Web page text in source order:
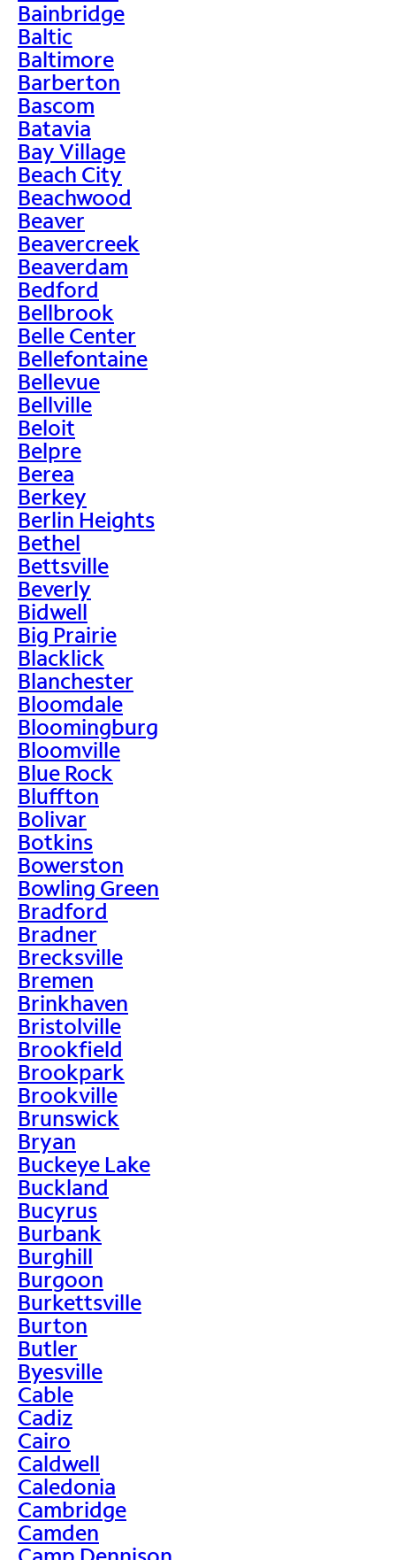
Bainbridge
Baltic
Baltimore
Barberton
Bascom
Batavia
Bay Village
Beach City
Beachwood
Beaver
Beavercreek
Beaverdam
Bedford
Bellbrook
Belle Center
Bellefontaine
Bellevue
Bellville
Beloit
Belpre
Berea
Berkey
Berlin Heights
Bethel
Bettsville
Beverly
Bidwell
Big Prairie
Blacklick
Blanchester
Bloomdale
Bloomingburg
Bloomville
Blue Rock
Bluffton
Bolivar
Botkins
Bowerston
Bowling Green
Bradford
Bradner
Brecksville
Bremen
Brinkhaven
Bristolville
Brookfield
Brookpark
Brookville
Brunswick
Bryan
Buckeye Lake
Buckland
Bucyrus
Burbank
Burghill
Burgoon
Burkettsville
Burton
Butler
Byesville
Cable
Cadiz
Cairo
Caldwell
Caledonia
Cambridge
Camden